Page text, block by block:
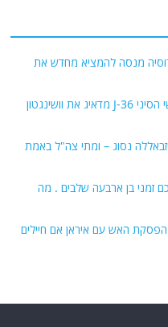
מנסה להמציא מחדש את
הדרקון כבר באוויר: מדוע מטוס הדור השישי הסיני J-36 מדאיג את וושינגטון
נסוג – ומתי צה"ל באמת
זמני בן ארבעה שלבים . מה
האש עם איראן אם חיילים